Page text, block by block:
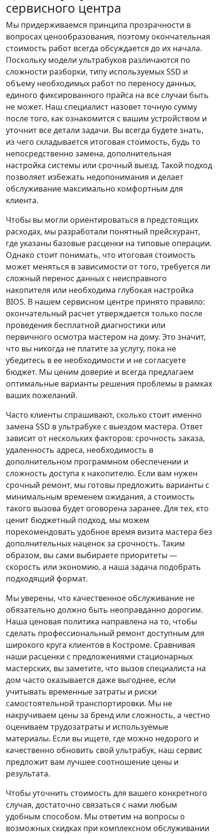
сервисного центра
Мы придерживаемся принципа прозрачности в
вопросах ценообразования, поэтому окончательная
стоимость работ всегда обсуждается до их начала.
Поскольку модели ультрабуков различаются по
сложности разборки, типу используемых SSD и
объему необходимых работ по переносу данных,
единого фиксированного прайса на все случаи быть
не может. Наш специалист назовет точную сумму
после того, как ознакомится с вашим устройством и
уточнит все детали задачи. Вы всегда будете знать,
из чего складывается итоговая стоимость, будь то
непосредственно замена, дополнительная
настройка системы или срочный выезд. Такой подход
позволяет избежать недопонимания и делает
обслуживание максимально комфортным для
клиента.
Чтобы вы могли ориентироваться в предстоящих
расходах, мы разработали понятный прейскурант,
где указаны базовые расценки на типовые операции.
Однако стоит понимать, что итоговая стоимость
может меняться в зависимости от того, требуется ли
сложный перенос данных с неисправного
накопителя или необходима глубокая настройка
BIOS. В нашем сервисном центре принято правило:
окончательный расчет утверждается только после
проведения бесплатной диагностики или
первичного осмотра мастером на дому. Это значит,
что вы никогда не платите за услугу, пока не
убедитесь в ее необходимости и не согласуете
бюджет. Мы ценим доверие и всегда предлагаем
оптимальные варианты решения проблемы в рамках
ваших пожеланий.
Часто клиенты спрашивают, сколько стоит именно
замена SSD в ультрабуке с выездом мастера. Ответ
зависит от нескольких факторов: срочность заказа,
удаленность адреса, необходимость в
дополнительном программном обеспечении и
сложность доступа к накопителю. Если вам нужен
срочный ремонт, мы готовы предложить варианты с
минимальным временем ожидания, а стоимость
такого вызова будет оговорена заранее. Для тех, кто
ценит бюджетный подход, мы можем
порекомендовать удобное время визита мастера без
дополнительных наценок за срочность. Таким
образом, вы сами выбираете приоритеты —
скорость или экономию, а наша задача подобрать
подходящий формат.
Мы уверены, что качественное обслуживание не
обязательно должно быть неоправданно дорогим.
Наша ценовая политика направлена на то, чтобы
сделать профессиональный ремонт доступным для
широкого круга клиентов в Костроме. Сравнивая
наши расценки с предложениями стационарных
мастерских, вы заметите, что вызов специалиста на
дом часто оказывается даже выгоднее, если
учитывать временные затраты и риски
самостоятельной транспортировки. Мы не
накручиваем цены за бренд или сложность, а честно
оцениваем трудозатраты и используемые
материалы. Если вы ищете, где можно недорого и
качественно обновить свой ультрабук, наш сервис
предложит вам лучшее соотношение цены и
результата.
Чтобы уточнить стоимость для вашего конкретного
случая, достаточно связаться с нами любым
удобным способом. Мы ответим на вопросы о
возможных скидках при комплексном обслуживании